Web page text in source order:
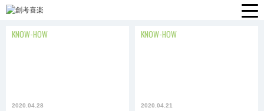
KNOW-HOW
2020.04.28
KNOW-HOW
2020.04.21